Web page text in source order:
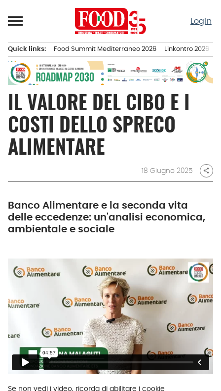
al
Login
principale
Quick links: Food Summit Mediterraneo 2026 Linkontro 2026
IL VALORE DEL CIBO E I
COSTI DELLO SPRECO
ALIMENTARE
18 Giugno 2025 share
Banco Alimentare e la seconda vita
delle eccedenze: un'analisi economica,
ambientale e sociale
Se non vedi i video, ricorda di abilitare i cookie